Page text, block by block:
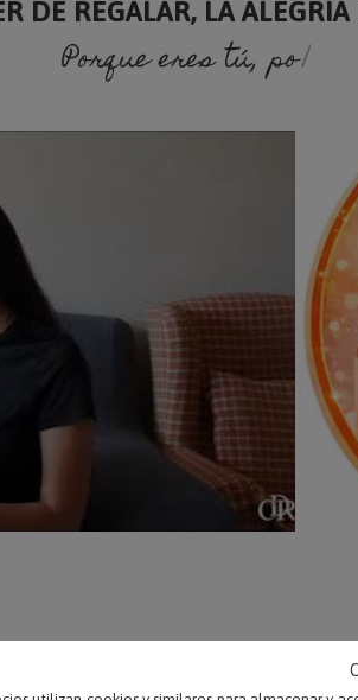
DE REGALAR, LA
Porque eres tú, porque soy yo.